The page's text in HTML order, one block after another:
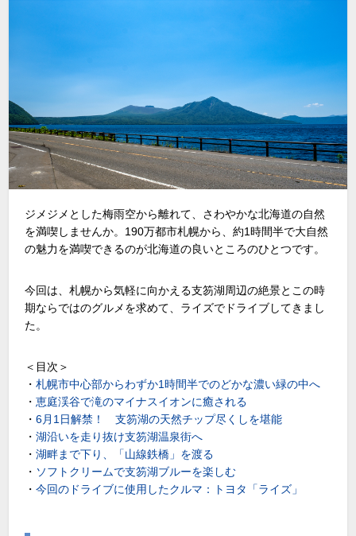
ジメジメとした梅雨空から離れて、さわやかな北海道の自然
を満喫しませんか。190万都市札幌から、約1時間半で大自然
の魅力を満喫できるのが北海道の良いところのひとつです。
今回は、札幌から気軽に向かえる支笏湖周辺の絶景とこの時
期ならではのグルメを求めて、ライズでドライブしてきまし
た。
＜目次＞
・札幌市中心部からわずか1時間半でのどかな濃い緑の中へ
・恵庭渓谷で滝のマイナスイオンに癒される
・6月1日解禁！ 支笏湖の天然チップ尽くしを堪能
・湖沿いを走り抜け支笏湖温泉街へ
・湖畔まで下り、「山線鉄橋」を渡る
・ ソフトクリームで支笏湖ブルーを楽しむ
・今回のドライブに使用したクルマ：トヨタ「ライズ」